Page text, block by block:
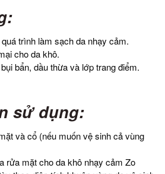
trình làm sạch da nhạy cảm.
cho da khô.
bẩn, dầu thừa và lớp trang điểm.
sử dụng:
và cổ (nếu muốn vệ sinh cả vùng
rửa mặt cho da khô nhạy cảm Zo